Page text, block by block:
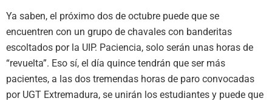
Ya saben, el próximo dos de octubre puede que se
encuentren con un grupo de chavales con banderitas
escoltados por la UIP. Paciencia, solo serán unas horas de
“revuelta”. Eso sí, el día quince tendrán que ser más
pacientes, a las dos tremendas horas de paro convocadas
por UGT Extremadura, se unirán los estudiantes y puede que